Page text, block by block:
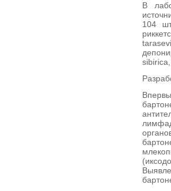
В
104